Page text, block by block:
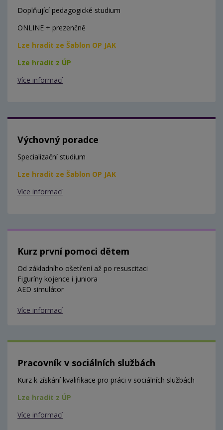
Doplňující pedagogické studium
ONLINE + prezenčně
Lze hradit ze Šablon OP JAK
Lze hradit z ÚP
Více informací
Výchovný poradce
Specializační studium
Lze hradit ze Šablon OP JAK
Více informací
Kurz první pomoci dětem
Od základního ošetření až po resuscitaci
Figuríny kojence i juniora
AED simulátor
Více informací
Pracovník v sociálních službách
Kurz k získání kvalifikace pro práci v sociálních službách
Lze hradit z ÚP
Více informací